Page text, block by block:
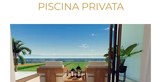
PISCINA PRIVATA